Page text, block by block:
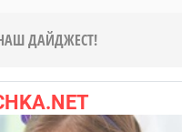
ДАЙДЖЕСТ!